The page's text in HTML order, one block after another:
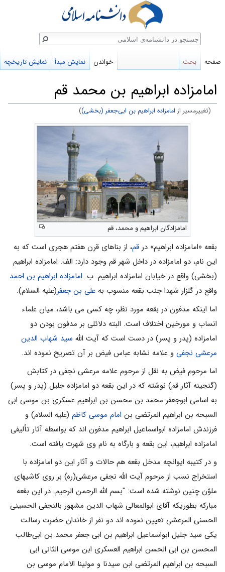
امامزاده ابراهیم بن محمد قم
(تغییرمسیر از امامزاده ابراهیم بن ابى‌جعفر (بخشی))
امامزادگان ابراهیم و محمد، قم
بقعه «امامزاده ابراهیم» در قم، از بناهاى قرن هفتم هجرى است که به
این نام، دو امامزاده در داخل شهر قم وجود دارد: الف. امامزاده ابراهیم
(بخشی) واقع در خیابان امامزاده ابراهیم. ب. امامزاده ابراهیم بن احمد
واقع در گلزار شهدا جنب بقعه منسوب به على بن جعفر(علیه السلام).
اما اینکه مدفون در بقعه مورد نظر، چه کسى مى باشد، میان علماء
انساب و مورخین اختلاف است. البته دلائلى بر مدفون بودن دو
امامزاده (پدر و پسر) در دست است که آیت الله سید شهاب الدین
مرعشى نجفى و علامه نسّابه عباس فیض بر آن تصریح نموده اند.
اما مرحوم فیض به نقل از مرحوم علامه مرعشى نجفى در کتابش
(گنجینه‌ آثار قم) نوشته که در این بقعه دو امامزاده جلیل (پدر و پسر)
به اسامى ابوجعفر محمد بن محسن بن ابراهیم عسکرى بن موسى ابى
السبحه بن ابراهیم المرتضى بن امام موسى کاظم (علیه السلام) و
فرزندش امامزاده ابواسماعیل ابراهیم مدفون اند که بواسطه آثار تألیفى
امامزاده ابراهیم، این بقعه و بارگاه به نام وى شهرت یافته است.
و در کتیبه ایوانچه مدخل بقعه هم حالات و آثار این دو امامزاده با
استخراج نسب از مرحوم آیت الله نجفى مرعشی(ره) بر روى کاشیهاى
ملوّن چنین نوشته شده است: "بسم الله الرحمن الرحیم. در این بقعه
مبارکه بطوریکه آقاى ابوالمعالى شهاب الدین مشهور بالنجفى الحسینى
الحسنى المرعشى تعیین نموده اند دو نفر از خاندان حضرت رسالت
یکی سید جلیل ابواسماعیل ابراهیم بن ابى جعفر محمد بن ابی‌طالب
المحسن بن ابى الحسن ابراهیم العسکرى ابن موسى الثانى ابى
السبحه بن ابراهیم المرتضى ابن سیدنا و مولینا الامام موسى بن
صفحه بحث خواندن نمایش مبدأ نمایش تاریخچه
جستجو